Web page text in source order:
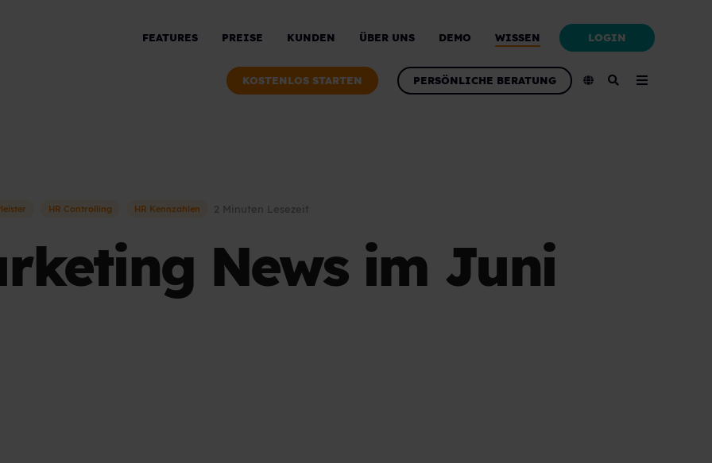
FEATURES PREISE KUNDEN ÜBER UNS DEMO WISSEN LOGIN
KOSTENLOS STARTEN PERSÖNLICHE BERATUNG
HR Controlling HR Kennzahlen 2 Minuten Lesezeit
News im Juni